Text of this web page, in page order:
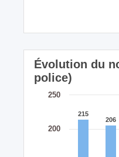
Évolution du
police)
200
250
215
215
206
206